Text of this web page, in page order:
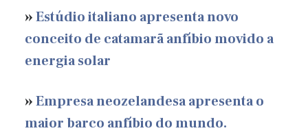
»Estúdio italiano apresenta novo
conceito de catamarã anfíbio movido a
energia solar
»Empresa neozelandesa apresenta o
maior barco anfíbio do mundo.